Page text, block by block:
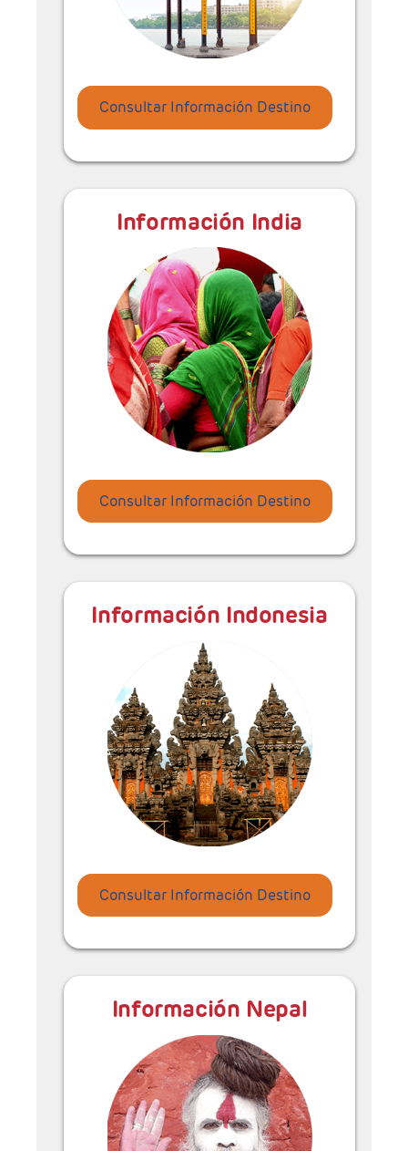
Consultar Información Destino
Información India
Consultar Información Destino
Información Indonesia
Consultar Información Destino
Información Nepal